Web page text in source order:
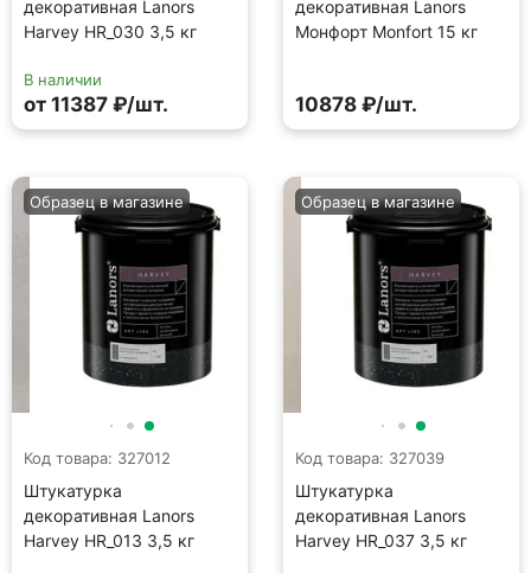
декоративная Lanors
Harvey HR_030 3,5 кг
В наличии
от 11387 ₽/шт.
декоративная Lanors
Монфорт Monfort 15 кг
10878 ₽/шт.
Код товара: 327012
Штукатурка
декоративная Lanors
Harvey HR_013 3,5 кг
Образец в магазине
Код товара: 327039
Штукатурка
декоративная Lanors
Harvey HR_037 3,5 кг
Образец в магазине